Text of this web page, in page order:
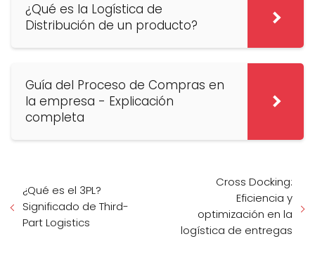
¿Qué es la Logística de
Distribución de un producto?
Guía del Proceso de Compras en
la empresa - Explicación
completa
¿Qué es el 3PL?
Significado de Third-
Part Logistics
Cross Docking:
Eficiencia y
optimización en la
logística de entregas